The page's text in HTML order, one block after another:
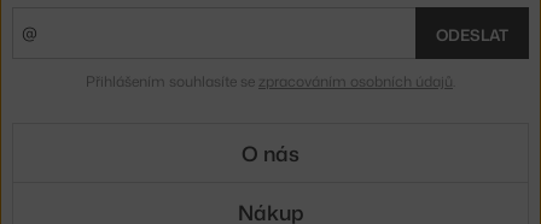
ODESLAT
Přihlášením souhlasíte se zpracováním osobních údajů
O nás
Nákup